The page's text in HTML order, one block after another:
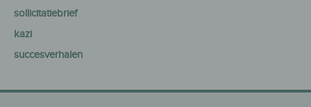
sollicitatiebrief
kazi
succesverhalen